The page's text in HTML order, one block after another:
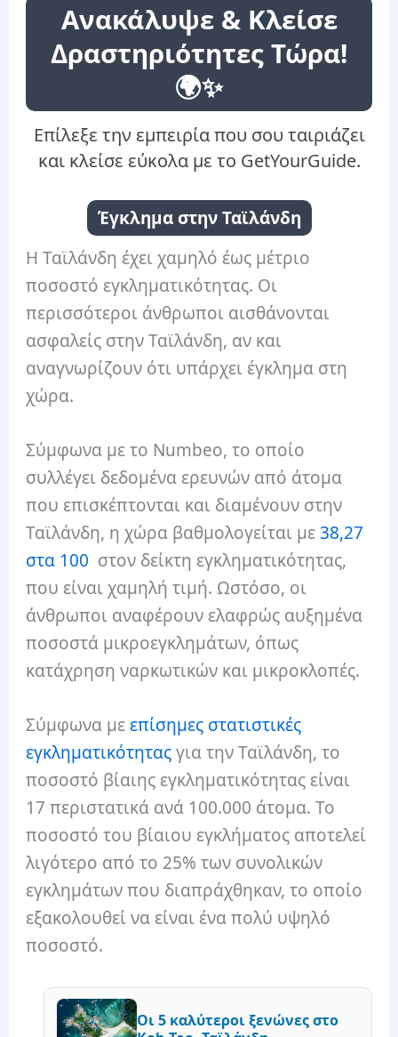
Ανακάλυψε & Κλείσε
Δραστηριότητες Τώρα!
🌍✨
Επίλεξε την εμπειρία που σου ταιριάζει
και κλείσε εύκολα με το GetYourGuide.
Έγκλημα στην Ταϊλάνδη
Η Ταϊλάνδη έχει χαμηλό έως μέτριο
ποσοστό εγκληματικότητας. Οι
περισσότεροι άνθρωποι αισθάνονται
ασφαλείς στην Ταϊλάνδη, αν και
αναγνωρίζουν ότι υπάρχει έγκλημα στη
χώρα.
Σύμφωνα με το Numbeo, το οποίο
συλλέγει δεδομένα ερευνών από άτομα
που επισκέπτονται και διαμένουν στην
Ταϊλάνδη, η χώρα βαθμολογείται με38,27
στα 100 στον δείκτη εγκληματικότητας,
που είναι χαμηλή τιμή. Ωστόσο, οι
άνθρωποι αναφέρουν ελαφρώς αυξημένα
ποσοστά μικροεγκλημάτων, όπως
κατάχρηση ναρκωτικών και μικροκλοπές.
Σύμφωνα μεεπίσημες στατιστικές
εγκληματικότηταςγια την Ταϊλάνδη, το
ποσοστό βίαιης εγκληματικότητας είναι
17 περιστατικά ανά 100.000 άτομα. Το
ποσοστό του βίαιου εγκλήματος αποτελεί
λιγότερο από το 25% των συνολικών
εγκλημάτων που διαπράχθηκαν, το οποίο
εξακολουθεί να είναι ένα πολύ υψηλό
ποσοστό.
Οι 5 καλύτεροι ξενώνες στο